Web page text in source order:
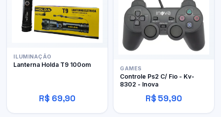
ILUMINAÇÃO
Lanterna Holda T9 100om
R$ 69,90
GAMES
Controle Ps2 C/ Fio - Kv-
8302 - Inova
R$ 59,90